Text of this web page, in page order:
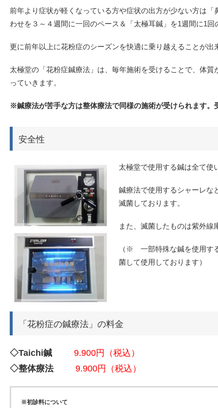
前年より症状が軽くなっている方や症状の出方が少ない方は
わせを３～４週間に一回のペース＆「太極耳鍼」を1週間に1回
更に前年以上に花粉症のシーズンを快適に乗り越えることが出
太極堂の「花粉症鍼療法」は、毎年施術を受けることで、体
っていきます。
※鍼療法が苦手な方は整体療法で同様の施術が受けられます。
安全性
太極堂で使用する鍼は全て使
鍼療法で使用するシャーレな
滅菌しております。
また、滅菌したものは紫外線
（※ 一部特殊な鍼を使用す
菌して使用しております）
「花粉症の鍼療法」の料金
◇Taichi鍼
9.900円（税込）
◇整体療法
9.900円（税込）
※初診料について